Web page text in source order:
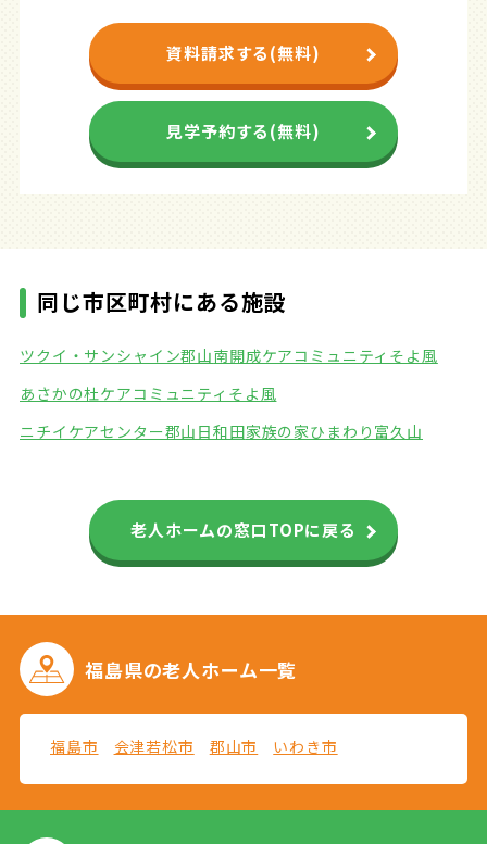
資料請求する(無料)
見学予約する(無料)
同じ市区町村にある施設
ツクイ・サンシャイン郡山南開成ケアコミュニティそよ風
あさかの杜ケアコミュニティそよ風
ニチイケアセンター郡山日和田家族の家ひまわり富久山
老人ホームの窓口TOPに戻る
福島県の老人ホーム一覧
福島市 会津若松市 郡山市 いわき市